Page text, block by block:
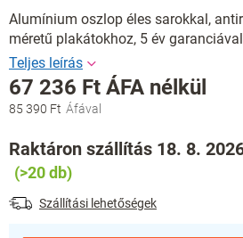
Alumínium oszlop éles sarokkal,
méretű plakátokhoz, 5 év
85 390 Ft
67 236 Ft ÁFA nélkül
Egységár:
Raktáron szállítás 18. 8.
(>20 db)
Szállítási lehetőségek